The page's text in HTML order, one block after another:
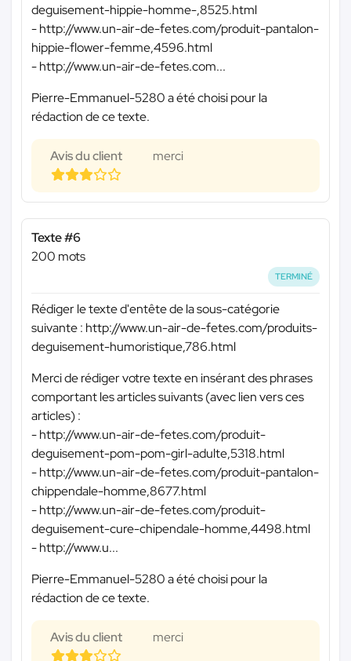
deguisement-hippie-homme-,8525.html
- http://www.un-air-de-fetes.com/produit-pantalon-
hippie-flower-femme,4596.html
- http://www.un-air-de-fetes.com...
Pierre-Emmanuel-5280 a été choisi pour la
rédaction de ce texte.
Avis du client merci
Texte #6
200 mots
TERMINÉ
Rédiger le texte d'entête de la sous-catégorie
suivante : http://www.un-air-de-fetes.com/produits-
deguisement-humoristique,786.html
Merci de rédiger votre texte en insérant des phrases
comportant les articles suivants (avec lien vers ces
articles) :
- http://www.un-air-de-fetes.com/produit-
deguisement-pom-pom-girl-adulte,5318.html
- http://www.un-air-de-fetes.com/produit-pantalon-
chippendale-homme,8677.html
- http://www.un-air-de-fetes.com/produit-
deguisement-cure-chipendale-homme,4498.html
- http://www.u...
Pierre-Emmanuel-5280 a été choisi pour la
rédaction de ce texte.
Avis du client merci